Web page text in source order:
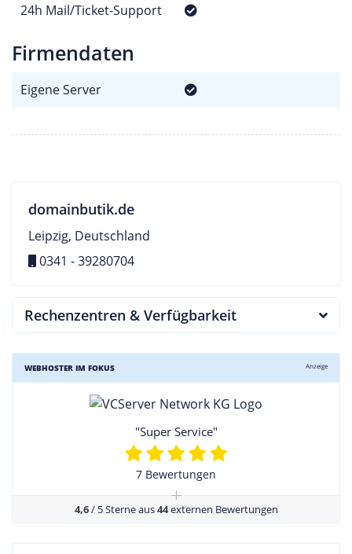
24h Mail/Ticket-Support
Firmendaten
Eigene Server
domainbutik.de
Leipzig, Deutschland
0341 - 39280704
Rechenzentren & Verfügbarkeit
WEBHOSTER IM FOKUS Anzeige
"Super Service"
7 Bewertungen
+
4,6/ 5 Sterne aus44externen Bewertungen